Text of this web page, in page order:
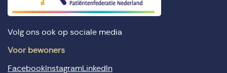
Volg ons ook op sociale media
Voor bewoners
FacebookInstagramLinkedIn